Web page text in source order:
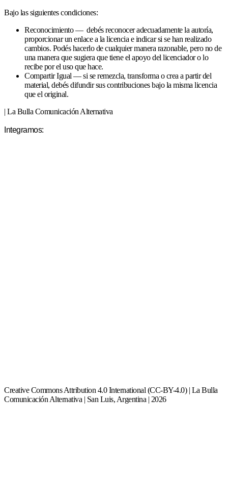
Bajo las siguientes condiciones:
Reconocimiento — debés reconocer adecuadamente la autoría,
proporcionar un enlace a la licencia e indicar si se han realizado
cambios. Podés hacerlo de cualquier manera razonable, pero no de
una manera que sugiera que tiene el apoyo del licenciador o lo
recibe por el uso que hace.
Compartir Igual — si se remezcla, transforma o crea a partir del
material, debés difundir sus contribuciones bajo la misma licencia
que el original.
| La Bulla Comunicación Alternativa
Integramos:
Creative Commons Attribution 4.0 International (CC-BY-4.0) | La Bulla
Comunicación Alternativa | San Luis, Argentina | 2026